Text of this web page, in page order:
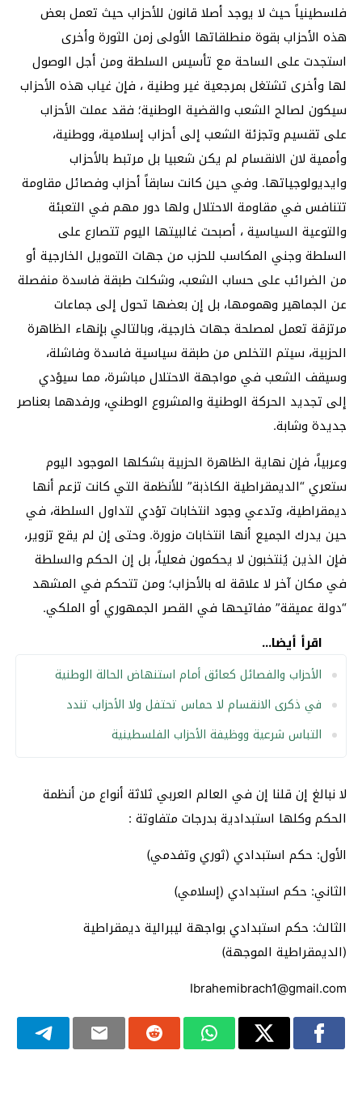
فلسطينياً حيث لا يوجد أصلا قانون للأحزاب حيث تعمل بعض
هذه الأحزاب بقوة منطلقاتها الأولى زمن الثورة وأخرى
استجدت على الساحة مع تأسيس السلطة ومن أجل الوصول
لها وأخرى تشتغل بمرجعية غير وطنية ، فإن غياب هذه الأحزاب
سيكون لصالح الشعب والقضية الوطنية؛ فقد عملت الأحزاب
على تقسيم وتجزئة الشعب إلى أحزاب إسلامية، ووطنية،
وأممية لان الانقسام لم يكن شعبيا بل مرتبط بالأحزاب
وايديولوجياتها. وفي حين كانت سابقاً أحزاب وفصائل مقاومة
تتنافس في مقاومة الاحتلال ولها دور مهم في التعبئة
والتوعية السياسية ، أصبحت غالبيتها اليوم تتصارع على
السلطة وجني المكاسب للحزب من جهات التمويل الخارجية أو
من الضرائب على حساب الشعب، وشكلت طبقة فاسدة منفصلة
عن الجماهير وهمومها، بل إن بعضها تحول إلى جماعات
مرتزقة تعمل لمصلحة جهات خارجية، وبالتالي بإنهاء الظاهرة
الحزبية، سيتم التخلص من طبقة سياسية فاسدة وفاشلة،
وسيقف الشعب في مواجهة الاحتلال مباشرة، مما سيؤدي
إلى تجديد الحركة الوطنية والمشروع الوطني، ورفدهما بعناصر
جديدة وشابة.
وعربياً، فإن نهاية الظاهرة الحزبية بشكلها الموجود اليوم
ستعري “الديمقراطية الكاذبة” للأنظمة التي كانت تزعم أنها
ديمقراطية، وتدعي وجود انتخابات تؤدي لتداول السلطة، في
حين يدرك الجميع أنها انتخابات مزورة. وحتى إن لم يقع تزوير،
فإن الذين يُنتخبون لا يحكمون فعلياً، بل إن الحكم والسلطة
في مكان آخر لا علاقة له بالأحزاب؛ ومن تتحكم في المشهد
“دولة عميقة” مفاتيحها في القصر الجمهوري أو الملكي.
اقرأ أيضا...
الأحزاب والفصائل كعائق أمام استنهاض الحالة الوطنية
في ذكرى الانقسام لا حماس تحتفل ولا الأحزاب تندد
التباس شرعية ووظيفة الأحزاب الفلسطينية
لا نبالغ إن قلنا إن في العالم العربي ثلاثة أنواع من أنظمة
الحكم وكلها استبدادية بدرجات متفاوتة :
الأول: حكم استبدادي (ثوري وتفدمي)
الثاني: حكم استبدادي (إسلامي)
الثالث: حكم استبدادي بواجهة ليبرالية ديمقراطية
(الديمقراطية الموجهة)
Ibrahemibrach1@gmail.com